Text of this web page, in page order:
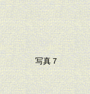
写真７